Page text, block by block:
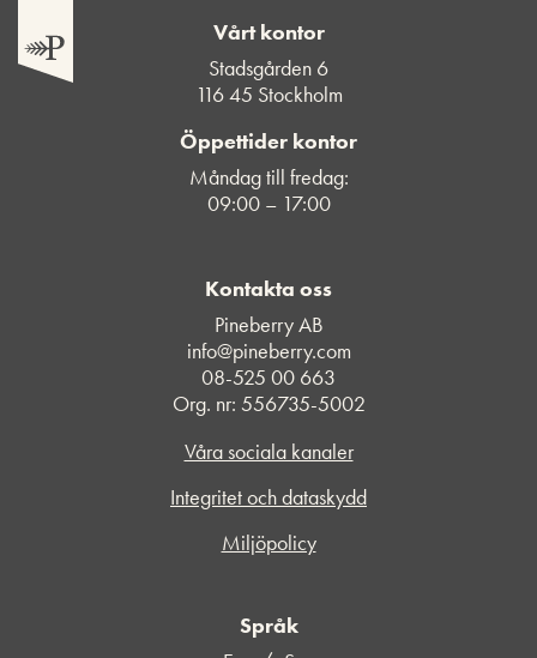
Vårt kontor
Stadsgården 6
116 45 Stockholm
Öppettider kontor
Måndag till fredag:
09:00 – 17:00
Kontakta oss
Pineberry AB
info@pineberry.com
08-525 00 663
Org. nr: 556735-5002
Våra sociala kanaler
Integritet och dataskydd
Miljöpolicy
Språk